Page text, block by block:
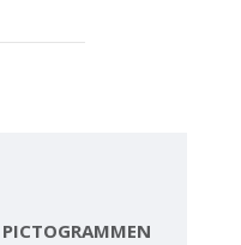
PICTOGRAMMEN